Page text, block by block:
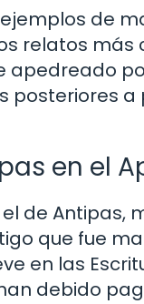
de
relatos
apedreado
posteriores
en el
de Antipas,
que fue
en las
debido